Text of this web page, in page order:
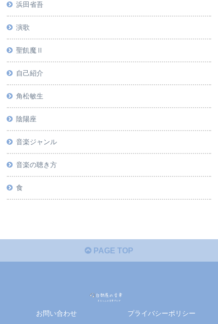
浜田省吾
演歌
聖飢魔Ⅱ
自己紹介
角松敏生
陰陽座
音楽ジャンル
音楽の聴き方
食
PAGE TOP
お問い合わせ
プライバシーポリシー